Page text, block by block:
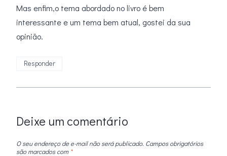
Mas enfim,o tema abordado no livro é bem
interessante e um tema bem atual, gostei da sua
opinião.
Responder
Deixe um comentário
O seu endereço de e-mail não será publicado. Campos obrigatórios
são marcados com *